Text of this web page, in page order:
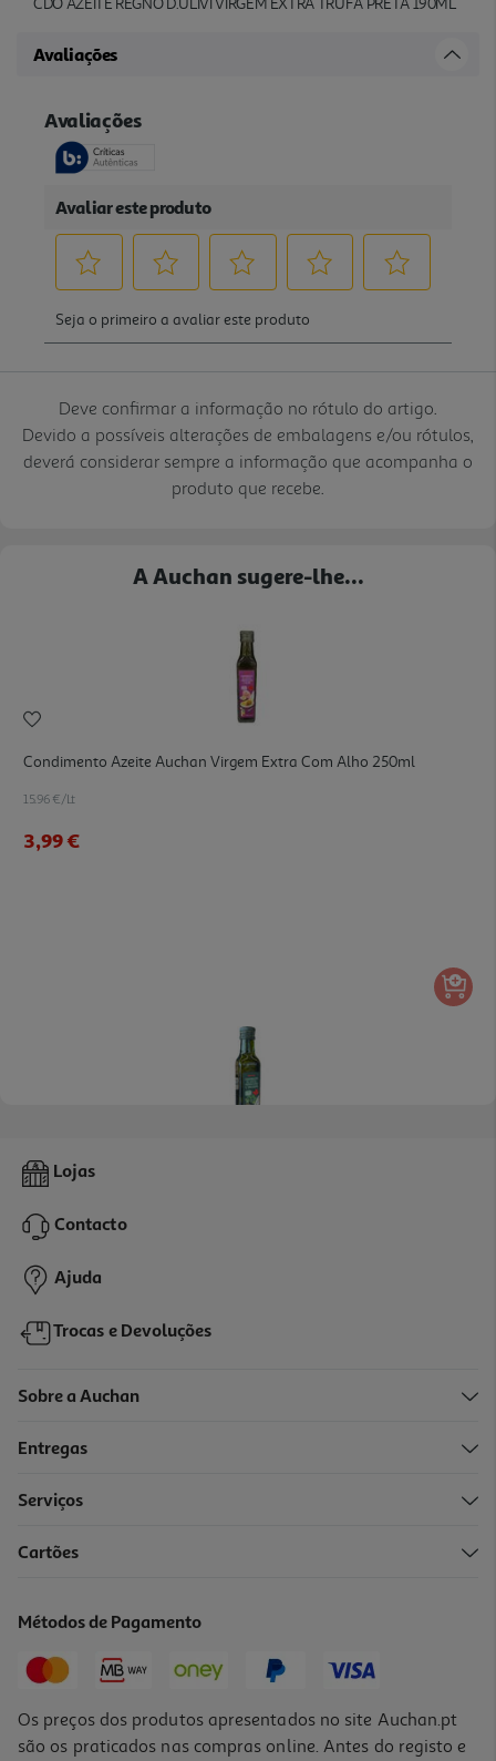
Avaliações
Deve confirmar a informação no rótulo do artigo.
Devido a possíveis alterações de embalagens e/ou rótulos,
deverá considerar sempre a informação que acompanha o
produto que recebe.
A Auchan sugere-lhe...
Condimento Azeite Auchan Virgem Extra Com Alho 250ml
15.96 €/Lt
3,99 €
Condimento Azeite Auchan Virgem Extra Com Oregãos 250ml
3,99 €
-33%
Price reduced from
5,99 €to
Promoção
Lojas
Contacto
Ajuda
Trocas e Devoluções
Sobre a Auchan
Entregas
Serviços
Cartões
Métodos de Pagamento
Os preços dos produtos apresentados no site Auchan.pt
são os praticados nas compras online. Antes do registo e